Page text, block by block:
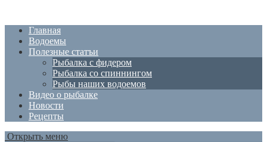
Главная
Водоемы
Полезные статъи
Рыбалка с фидером
Рыбалка со спиннингом
Рыбы наших водоемов
Видео о рыбалке
Новости
Рецепты
Открыть меню